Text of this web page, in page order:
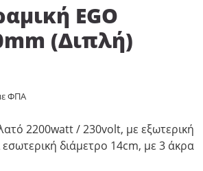
EGO
(Διπλή)
ΦΠΑ
2200watt / 230volt, με εξωτερική
εσωτερική διάμετρο 14cm, με 3 άκρα